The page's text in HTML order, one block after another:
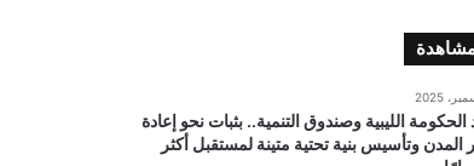
مشاهدة
الليبية وصندوق التنمية.. بثبات نحو إعادة
المدن وتأسيس بنية تحتية متينة لمستقبل أكثر